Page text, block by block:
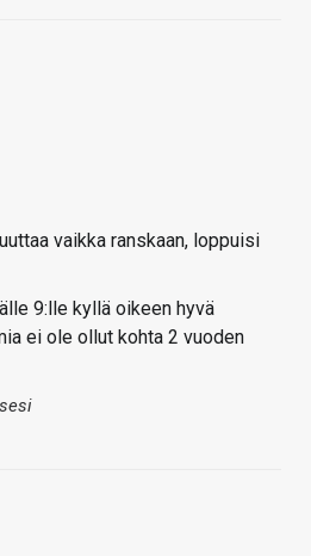
vaikka ranskaan, loppuisi
9:lle kyllä oikeen hyvä
ei ole ollut kohta 2 vuoden